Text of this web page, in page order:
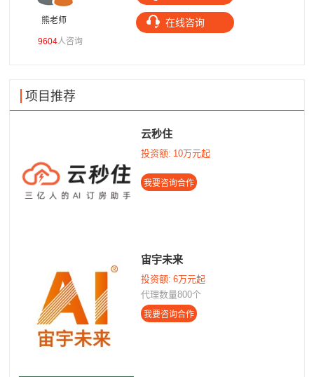
熊老师 在线咨询
9604人咨询
项目推荐
云秒住
投资额: 10万元起
宙宇未来
投资额: 6万元起
代理数量800个